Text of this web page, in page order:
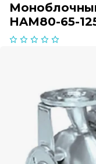
HAM80-65-